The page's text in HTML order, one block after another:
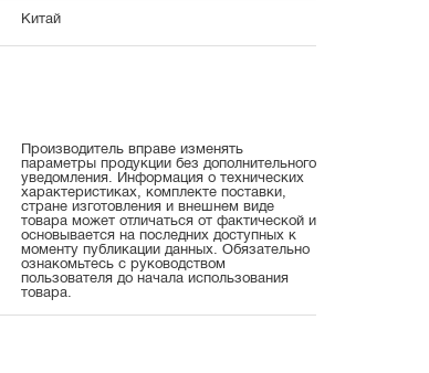
Китай
Производитель вправе изменять
параметры продукции без дополнительного
уведомления. Информация о технических
характеристиках, комплекте поставки,
стране изготовления и внешнем виде
товара может отличаться от фактической и
основывается на последних доступных к
моменту публикации данных. Обязательно
ознакомьтесь с руководством
пользователя до начала использования
товара.